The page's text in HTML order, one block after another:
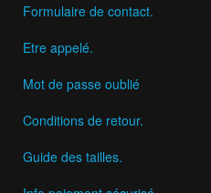
Formulaire de contact.
Etre appelé.
Mot de passe oublié
Conditions de retour.
Guide des tailles.